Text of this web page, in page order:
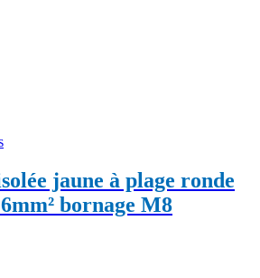
jaune à plage ronde
bornage M8